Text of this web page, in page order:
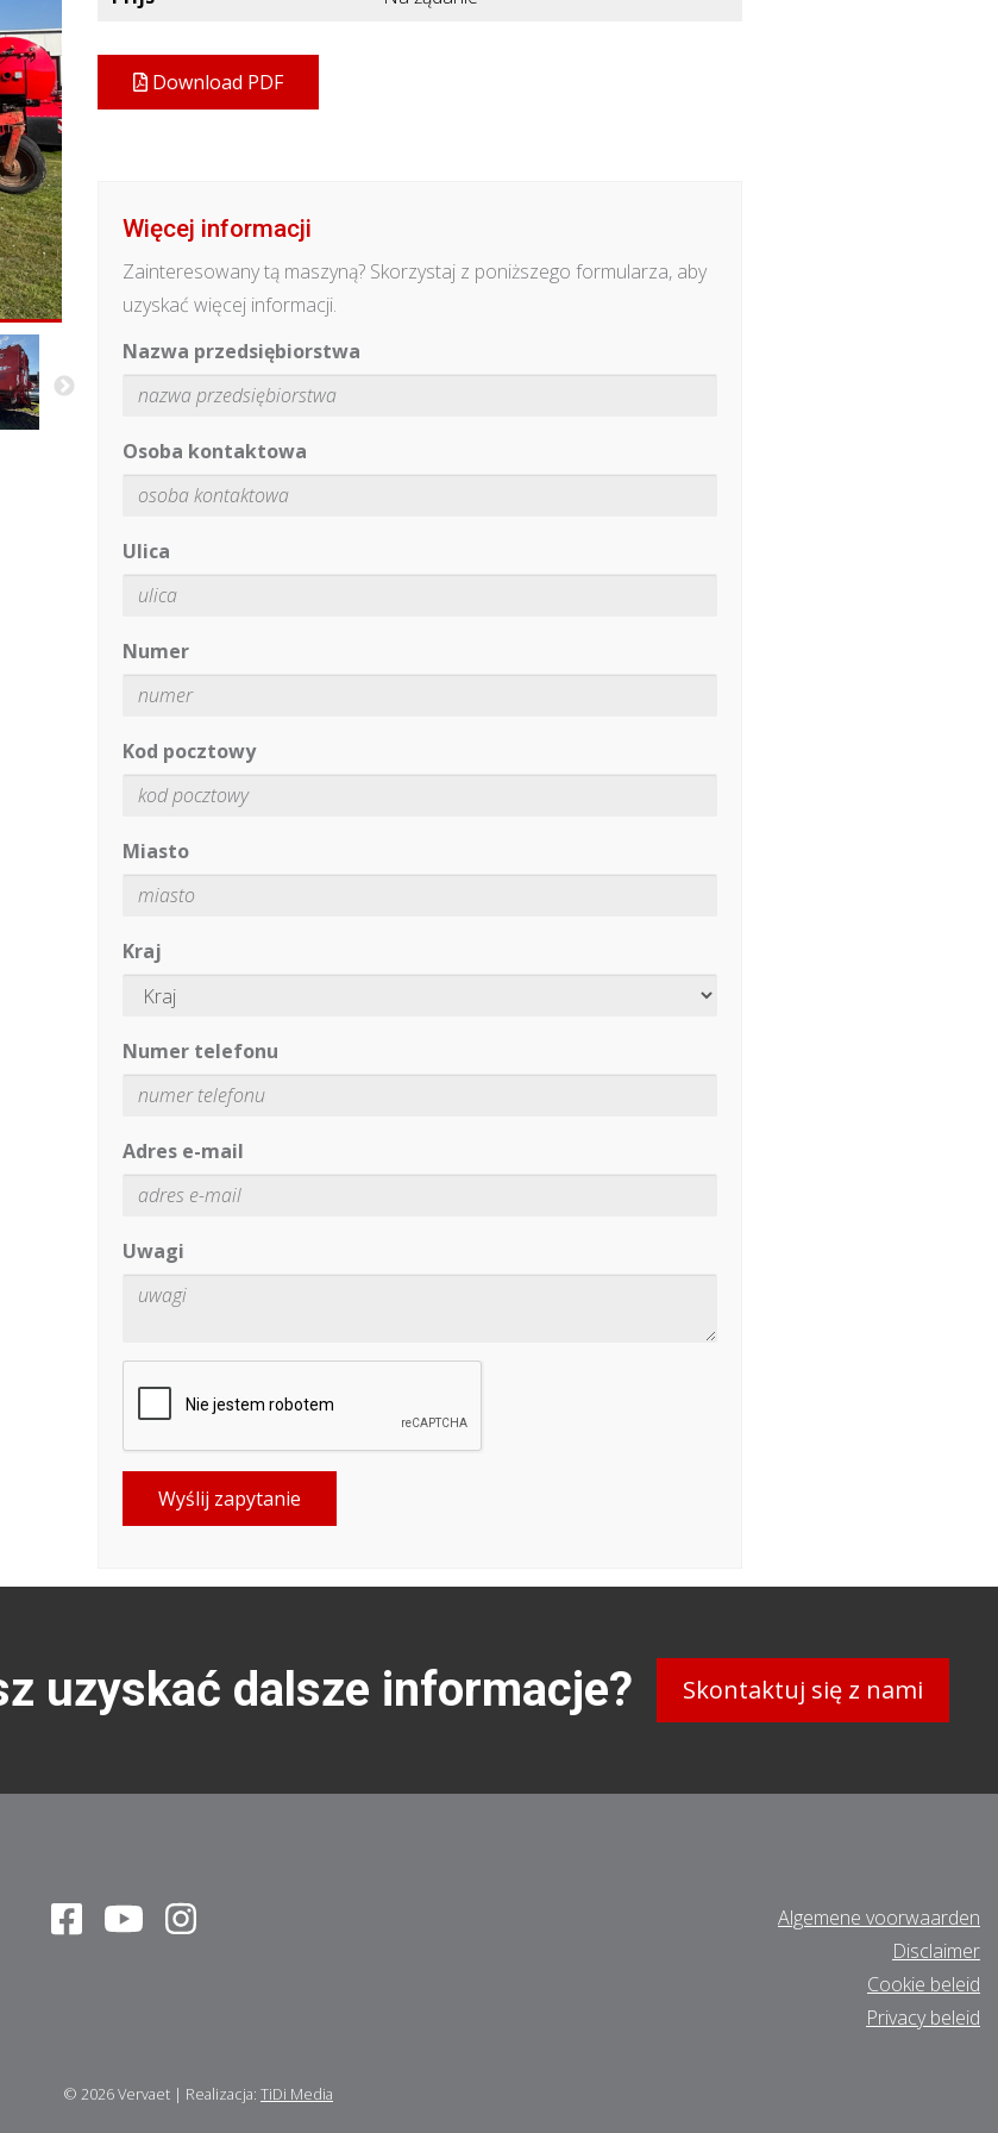
Download PDF
Więcej informacji
Zainteresowany tą maszyną? Skorzystaj z poniższego formularza, aby
uzyskać więcej informacji.
Nazwa przedsiębiorstwa
Osoba kontaktowa
Ulica
Numer
Kod pocztowy
Miasto
Kraj
Numer telefonu
Adres e-mail
Uwagi
Wyślij zapytanie
uzyskać dalsze informacje? Skontaktuj się z nami
Algemene voorwaarden
Disclaimer
Cookie beleid
Privacy beleid
© 2026Vervaet | Realizacja: TiDi Media